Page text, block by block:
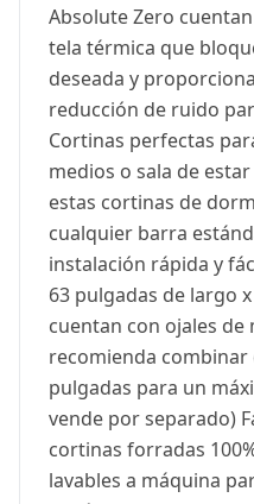
Absolute Zero
tela térmica que
deseada y
reducción de ruido
Cortinas perfectas
medios o sala de
estas cortinas de
cualquier barra
instalación rápida y
63 pulgadas de largo
cuentan con ojales de
recomienda combinar
pulgadas para un
vende por separado)
cortinas forradas
lavables a máquina